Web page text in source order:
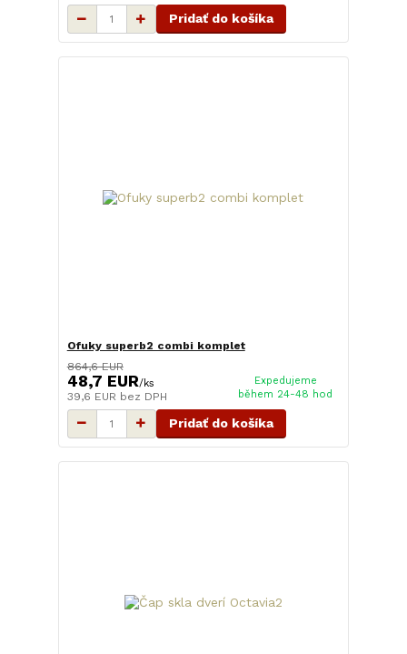
Pridať do košíka
Ofuky superb2 combi komplet
864,6 EUR
48,7 EUR/ks
39,6 EUR bez DPH
Expedujeme
během 24-48 hod
Pridať do košíka